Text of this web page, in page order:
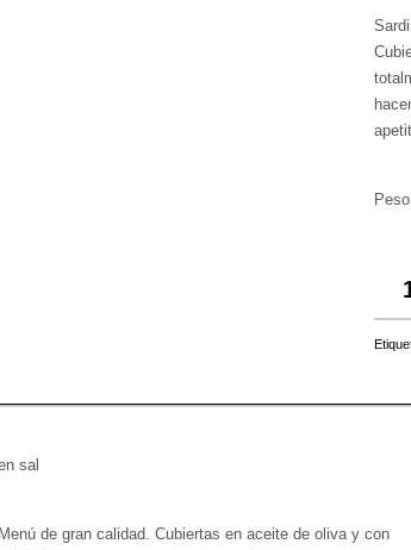
sal
de gran calidad. Cubiertas en aceite de oliva y con